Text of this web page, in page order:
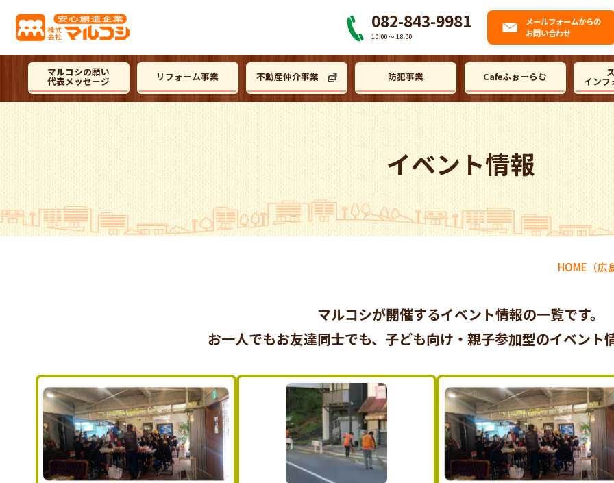
082-843-9981
10:00 〜 18:00
メールフォームからの
お問い合わせ
マルコシの願い
代表メッセージ リフォーム事業 不動産仲介事業 防犯事業 Cafeふぉーらむ インフ
イベント情報
HOME （
マルコシが開催するイベント情報の一覧です。
お一人でもお友達同士でも、子ども向け・親子参加型のイベント